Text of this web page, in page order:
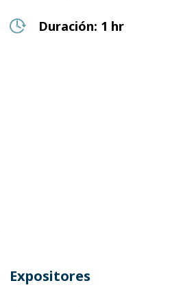
Duración: 1 hr
Expositores